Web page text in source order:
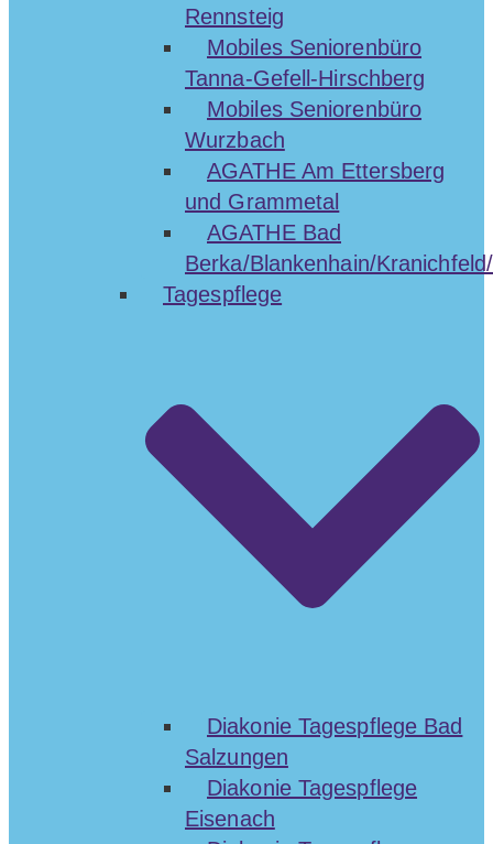
Rennsteig
Mobiles Seniorenbüro
Tanna-Gefell-Hirschberg
Mobiles Seniorenbüro
Wurzbach
AGATHE Am Ettersberg
und Grammetal
AGATHE Bad
Berka/Blankenhain/
Tagespflege
Diakonie Tagespflege Bad
Salzungen
Diakonie Tagespflege
Eisenach